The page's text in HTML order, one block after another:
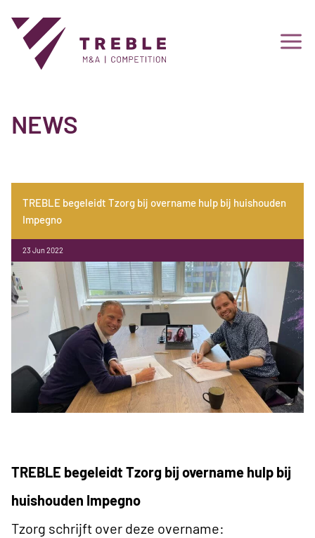
NEWS
TREBLE begeleidt Tzorg bij overname hulp bij huishouden
Impegno
23 Jun 2022
TREBLE begeleidt Tzorg bij overname hulp bij
huishouden Impegno
Tzorg schrijft over deze overname: